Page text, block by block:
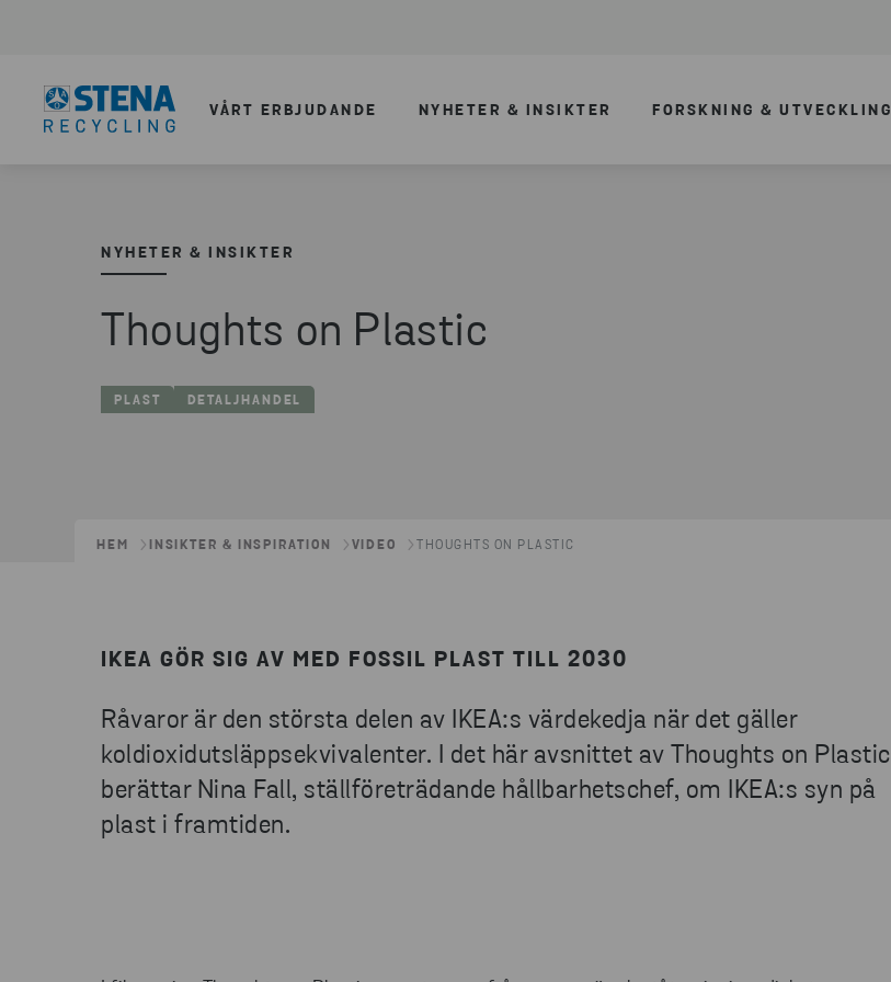
VÅRT ERBJUDANDE NYHETER & INSIKTER FORSKNING & UTVECKLING
NYHETER & INSIKTER
Thoughts on Plastic
PLAST DETALJHANDEL
HEM INSIKTER & INSPIRATION VIDEO THOUGHTS ON PLASTIC
IKEA GÖR SIG AV MED FOSSIL PLAST TILL 2030
Råvaror är den största delen av IKEA:s värdekedja när det gäller
koldioxidutsläppsekvivalenter. I det här avsnittet av Thoughts on Plastic
berättar Nina Fall, ställföreträdande hållbarhetschef, om IKEA:s syn på
plast i framtiden.